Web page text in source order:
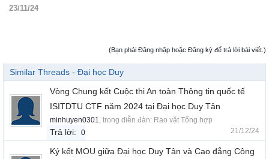
23/11/24
(Bạn phải Đăng nhập hoặc Đăng ký để trả lời bài viết.)
Similar Threads - Đại học Duy
Vòng Chung kết Cuộc thi An toàn Thông tin quốc tế
ISITDTU CTF năm 2024 tại Đại học Duy Tân
minhuyen0301, trong diễn đàn: Rao vặt Tổng hợp
Trả lời: 0 21/12/24
Ký kết MOU giữa Đại học Duy Tân và Cao đẳng Công